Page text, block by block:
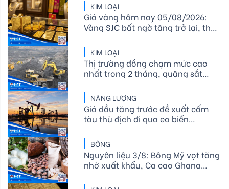
KIM LOẠI
Giá vàng hôm nay 05/08/2026:
Vàng SJC bất ngờ tăng trở lại, thế
KIM LOẠI
Thị trường đồng chạm mức cao
nhất trong 2 tháng, quặng sắt
tại cảng Port Hedland diễn ra
NĂNG LƯỢNG
Giá dầu tăng trước đề xuất cấm
tàu thù địch đi qua eo biển
BÔNG
Nguyên liệu 3/8: Bông Mỹ vọt tăng
nhờ xuất khẩu, Ca cao Ghana